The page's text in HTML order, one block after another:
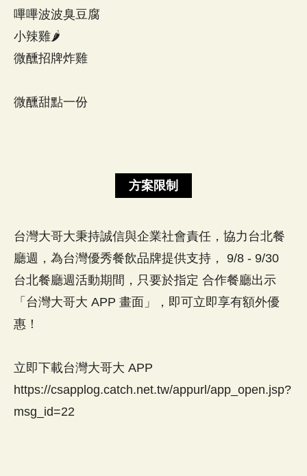
嗶嗶波波臭豆腐
小辣雞🌶️
微醺招牌炸雞
微醺甜點一份
方案限制
台灣大哥大秉持誠信與企業社會責任，協力台北餐
廳週，為台灣優秀餐飲品牌提供支持， 9/8 - 9/30
台北餐廳週活動期間，只要於指定 合作餐廳出示
「台灣大哥大 APP 畫面」，即可立即享有額外優
惠！
立即下載台灣大哥大 APP
https://csapplog.catch.net.tw/appurl/app_open.jsp?
msg_id=22